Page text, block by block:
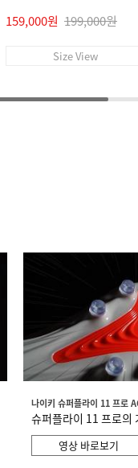
159,000원 199,000원
Size View
나이키 슈퍼플라이 11 프로
슈퍼플라이 11 프로의
영상 바로보기